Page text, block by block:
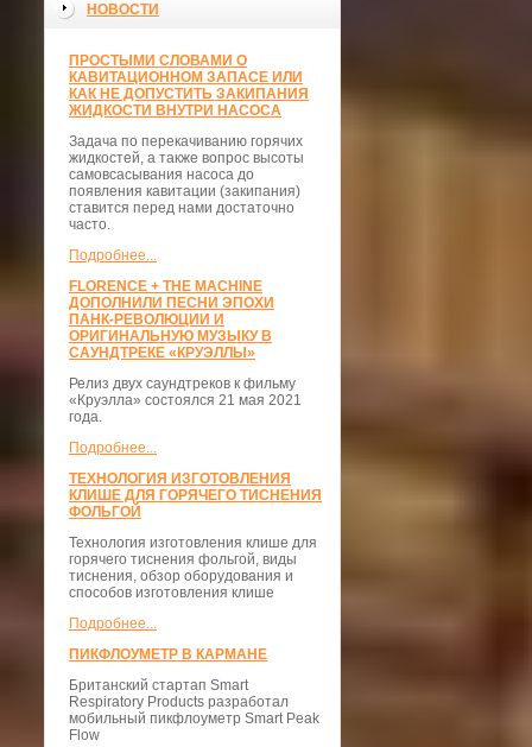
НОВОСТИ
ПРОСТЫМИ СЛОВАМИ О
КАВИТАЦИОННОМ ЗАПАСЕ ИЛИ
КАК НЕ ДОПУСТИТЬ ЗАКИПАНИЯ
ЖИДКОСТИ ВНУТРИ НАСОСА
Задача по перекачиванию горячих
жидкостей, а также вопрос высоты
самовсасывания насоса до
появления кавитации (закипания)
ставится перед нами достаточно
часто.
Подробнее...
FLORENCE + THE MACHINE
ДОПОЛНИЛИ ПЕСНИ ЭПОХИ
ПАНК-РЕВОЛЮЦИИ И
ОРИГИНАЛЬНУЮ МУЗЫКУ В
САУНДТРЕКЕ «КРУЭЛЛЫ»
Релиз двух саундтреков к фильму
«Круэлла» состоялся 21 мая 2021
года.
Подробнее...
ТЕХНОЛОГИЯ ИЗГОТОВЛЕНИЯ
КЛИШЕ ДЛЯ ГОРЯЧЕГО ТИСНЕНИЯ
ФОЛЬГОЙ
Технология изготовления клише для
горячего тиснения фольгой, виды
тиснения, обзор оборудования и
способов изготовления клише
Подробнее...
ПИКФЛОУМЕТР В КАРМАНЕ
Британский стартап Smart
Respiratory Products разработал
мобильный пикфлоуметр Smart Peak
Flow